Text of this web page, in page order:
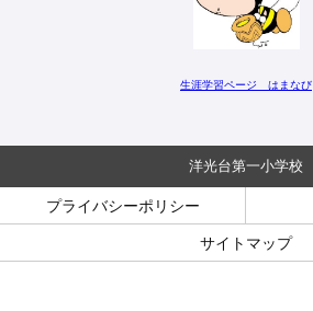
生涯学習ページ はまなび
洋光台第一小学校
プライバシーポリシー
サイトマップ